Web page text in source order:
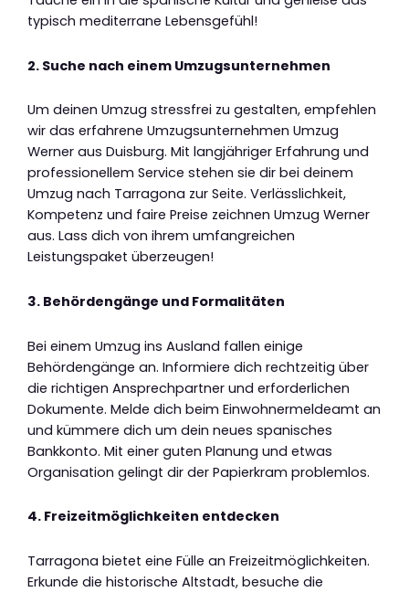
typisch mediterrane Lebensgefühl!
2. Suche nach einem Umzugsunternehmen
Um deinen Umzug stressfrei zu gestalten, empfehlen
wir das erfahrene Umzugsunternehmen Umzug
Werner aus Duisburg. Mit langjähriger Erfahrung und
professionellem Service stehen sie dir bei deinem
Umzug nach Tarragona zur Seite. Verlässlichkeit,
Kompetenz und faire Preise zeichnen Umzug Werner
aus. Lass dich von ihrem umfangreichen
Leistungspaket überzeugen!
3. Behördengänge und Formalitäten
Bei einem Umzug ins Ausland fallen einige
Behördengänge an. Informiere dich rechtzeitig über
die richtigen Ansprechpartner und erforderlichen
Dokumente. Melde dich beim Einwohnermeldeamt an
und kümmere dich um dein neues spanisches
Bankkonto. Mit einer guten Planung und etwas
Organisation gelingt dir der Papierkram problemlos.
4. Freizeitmöglichkeiten entdecken
Tarragona bietet eine Fülle an Freizeitmöglichkeiten.
Erkunde die historische Altstadt, besuche die